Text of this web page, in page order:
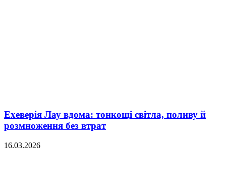
Ехеверія Лау вдома: тонкощі світла, поливу й
розмноження без втрат
16.03.2026